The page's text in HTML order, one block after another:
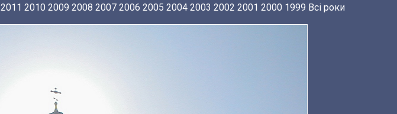
2011 2010 2009 2008 2007 2006 2005 2004 2003 2002 2001 2000 1999 Всі роки